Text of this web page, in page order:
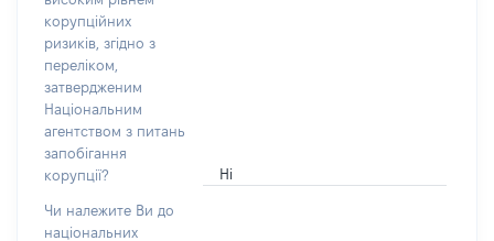
корупційних
ризиків, згідно з
переліком,
затвердженим
Національним
агентством з питань
запобігання
корупції?
Ні
Чи належите Ви до
національних